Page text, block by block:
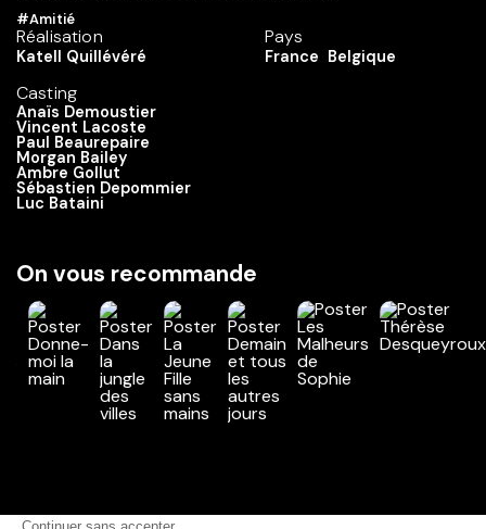
#Amitié
Réalisation
Katell Quillévéré
Casting
Anaïs Demoustier
Vincent Lacoste
Paul Beaurepaire
Morgan Bailey
Ambre Gollut
Sébastien Depommier
Luc Bataini
Pays
France Belgique
On vous recommande